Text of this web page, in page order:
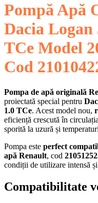
Pompă Apă
Dacia Logan
TCe Model
Cod
Pompa de apă originală
proiectată special pentru
1.0 TCe. Acest model nou,
eficiență crescută în
sporită la uzură și
Pompa este perfect
apă Renault, cod
condiții de utilizare intensă
Compatibilitate